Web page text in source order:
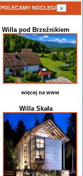
POLECAMY NOCLEGI x
Willa pod Brzeźnikiem
więcej na www
Willa Skała